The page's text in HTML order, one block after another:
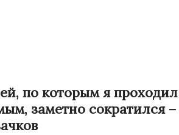
по которым я проходил
заметно сократился –